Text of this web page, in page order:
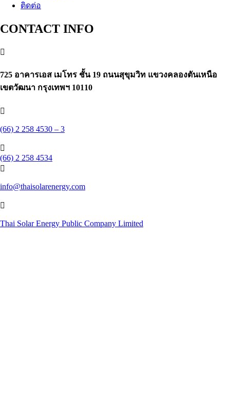
ติดต่อ
CONTACT INFO

725 อาคารเอส เมโทร ชั้น 19 ถนนสุขุมวิท แขวงคลองตันเหนือ
เขตวัฒนา กรุงเทพฯ 10110

(66) 2 258 4530 – 3

(66) 2 258 4534

info@thaisolarenergy.com

Thai Solar Energy Public Company Limited